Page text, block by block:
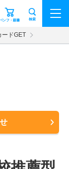
ンフ・願書 検索
ードGET